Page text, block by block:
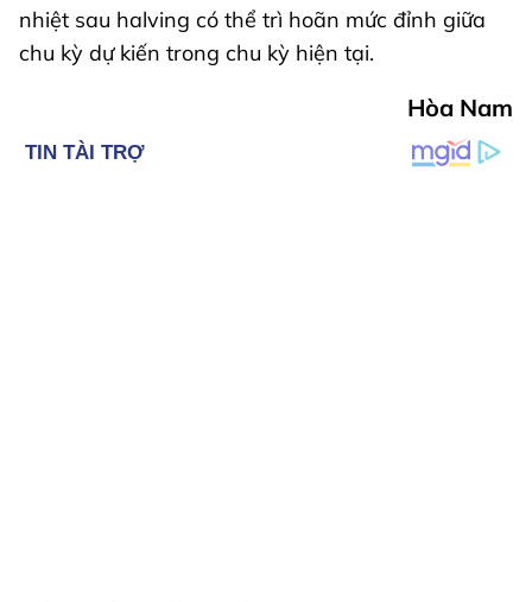
nhiệt sau halving có thể trì hoãn mức đỉnh giữa
chu kỳ dự kiến trong chu kỳ hiện tại.
Hòa Nam